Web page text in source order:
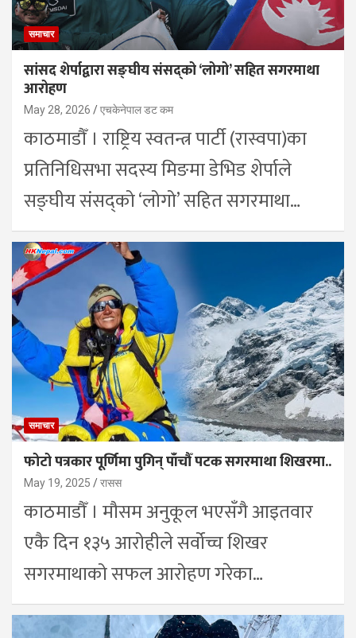
समाचार
सांसद शेर्पाद्वारा सङ्घीय संसद्को ‘लोगो’ सहित सगरमाथा
आरोहण
May 28, 2026 एचकेनेपाल डट कम
काठमाडौँ । राष्ट्रिय स्वतन्त्र पार्टी (रास्वपा)का
प्रतिनिधिसभा सदस्य मिङमा डेभिड शेर्पाले
सङ्घीय संसद्को ‘लोगो’ सहित सगरमाथा…
समाचार
फोटो पत्रकार पूर्णिमा पुगिन् पाँचौँ पटक सगरमाथा शिखरमा..
May 19, 2025 रासस
काठमाडौँ । मौसम अनुकूल भएसँगै आइतवार
एकै दिन १३५ आरोहीले सर्वोच्च शिखर
सगरमाथाको सफल आरोहण गरेका…